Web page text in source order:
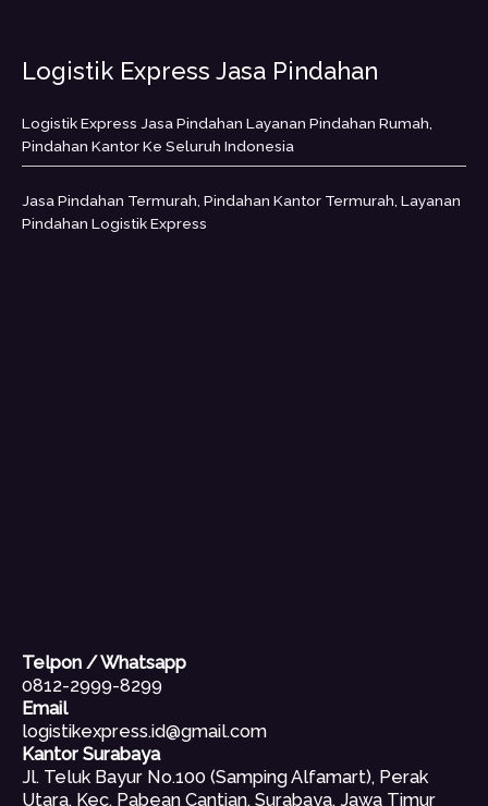
Logistik Express Jasa Pindahan
Logistik Express Jasa Pindahan Layanan Pindahan Rumah,
Pindahan Kantor Ke Seluruh Indonesia
Jasa Pindahan Termurah, Pindahan Kantor Termurah, Layanan
Pindahan Logistik Express
Telpon / Whatsapp
0812-2999-8299
Email
logistikexpress.id@gmail.com
Kantor Surabaya
Jl. Teluk Bayur No.100 (Samping Alfamart), Perak
Utara, Kec. Pabean Cantian, Surabaya, Jawa Timur